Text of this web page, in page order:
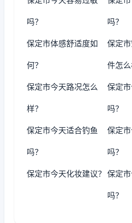
吗？ 吗？
保定市体感舒适度如
何？
保定
件怎么
保定市今天路况怎么
样？
保定
吗？
保定市今天适合钓鱼
吗？
保定
吗？
保定市今天化妆建议？ 保定
吗？